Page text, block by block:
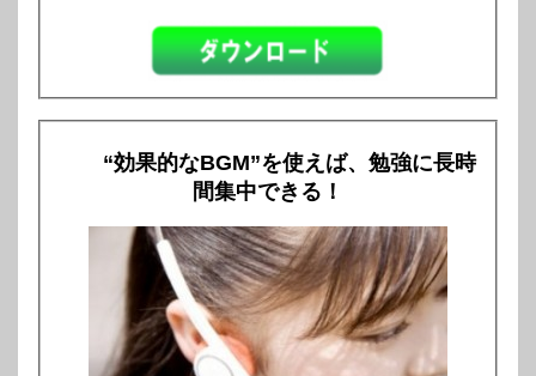
“効果的なBGM”を使えば、勉強に長時
間集中できる！